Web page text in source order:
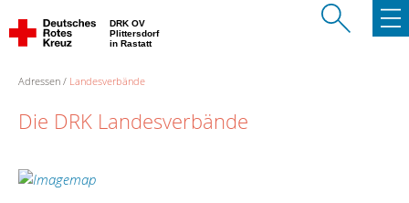
DRK OV
Plittersdorf
in Rastatt
Adressen Landesverbände
Die DRK Landesverbände